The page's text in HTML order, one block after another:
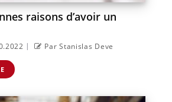
raisons d’avoir un
| Par Stanislas Deve